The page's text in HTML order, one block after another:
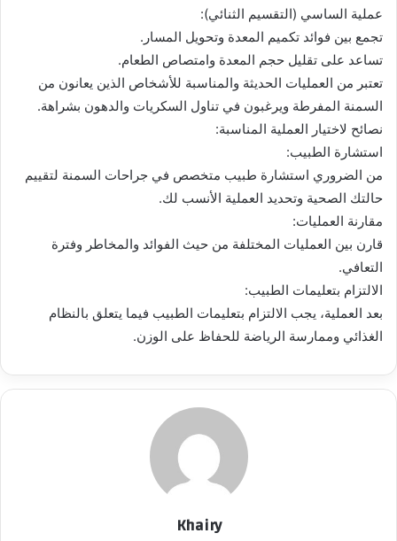
عملية الساسي (التقسيم الثنائي):
تجمع بين فوائد تكميم المعدة وتحويل المسار.
تساعد على تقليل حجم المعدة وامتصاص الطعام.
تعتبر من العمليات الحديثة والمناسبة للأشخاص الذين يعانون من
السمنة المفرطة ويرغبون في تناول السكريات والدهون بشراهة.
نصائح لاختيار العملية المناسبة:
استشارة الطبيب:
من الضروري استشارة طبيب متخصص في جراحات السمنة لتقييم
حالتك الصحية وتحديد العملية الأنسب لك.
مقارنة العمليات:
قارن بين العمليات المختلفة من حيث الفوائد والمخاطر وفترة
التعافي.
الالتزام بتعليمات الطبيب:
بعد العملية، يجب الالتزام بتعليمات الطبيب فيما يتعلق بالنظام
الغذائي وممارسة الرياضة للحفاظ على الوزن.
Khairy